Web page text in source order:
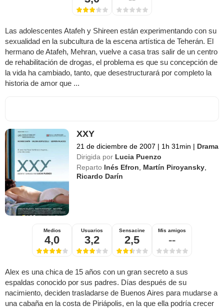
Las adolescentes Atafeh y Shireen están experimentando con su
sexualidad en la subcultura de la escena artística de Teherán. El
hermano de Atafeh, Mehran, vuelve a casa tras salir de un centro
de rehabilitación de drogas, el problema es que su concepción de
la vida ha cambiado, tanto, que desestructurará por completo la
historia de amor que ...
XXY
21 de diciembre de 2007 | 1h 31min | Drama
Dirigida por Lucia Puenzo
Reparto Inés Efron Martín Piroyansky
Ricardo Darín
Medios
4,0
Usuarios
3,2
Sensacine
2,5
Mis amigos
--
Alex es una chica de 15 años con un gran secreto a sus
espaldas conocido por sus padres. Días después de su
nacimiento, deciden trasladarse de Buenos Aires para mudarse a
una cabaña en la costa de Piriápolis, en la que ella podría crecer